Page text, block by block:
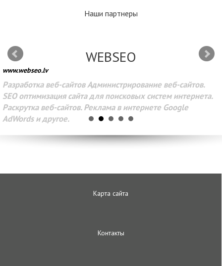
Наши партнеры
WEBSEO
www.webseo.lv
Разработка веб-сайтов Администрирование веб-сайтов.
SEO оптимизация сайта для поисковых систем интернета.
Раскрутка веб-сайтов. Реклама в интернете Google
AdWords и другое.
Карта сайта
Контакты